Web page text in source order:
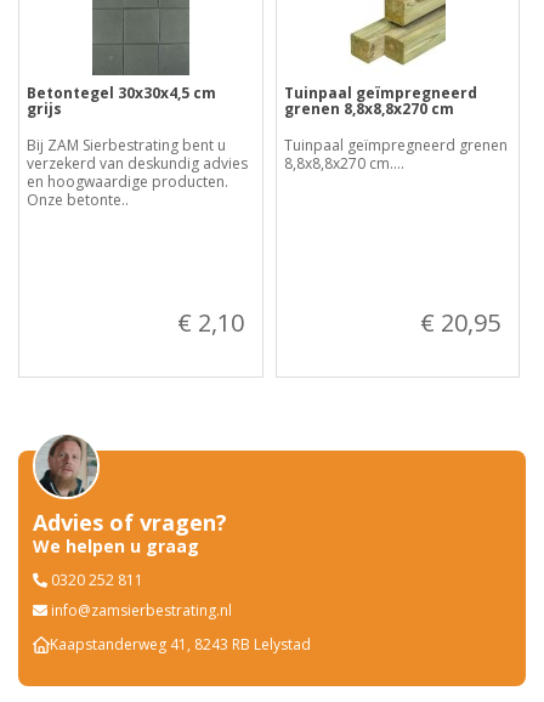
Betontegel 30x30x4,5 cm
grijs
Bij ZAM Sierbestrating bent u
verzekerd van deskundig advies
en hoogwaardige producten.
Onze betonte..
€ 2,10
Tuinpaal geïmpregneerd
grenen 8,8x8,8x270 cm
Tuinpaal geïmpregneerd grenen
8,8x8,8x270 cm....
€ 20,95
Advies of vragen?
We helpen u graag
0320 252 811
info@zamsierbestrating.nl
Kaapstanderweg 41, 8243 RB Lelystad